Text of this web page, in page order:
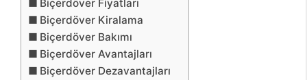
Biçerdöver Fiyatları
Biçerdöver Kiralama
Biçerdöver Bakımı
Biçerdöver Avantajları
Biçerdöver Dezavantajları